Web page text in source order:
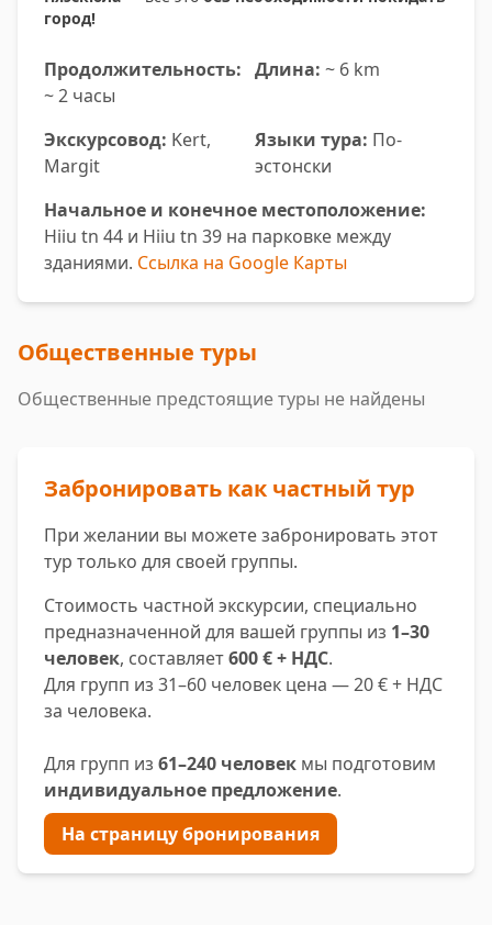
город!
Продолжительность:
~ 2 часы
Длина: ~ 6 km
Экскурсовод: Kert,
Margit
Языки тура: По-
эстонски
Начальное и конечное местоположение:
Hiiu tn 44 и Hiiu tn 39 на парковке между
зданиями. Ссылка на Google Карты
Общественные туры
Общественные предстоящие туры не найдены
Забронировать как частный тур
При желании вы можете забронировать этот
тур только для своей группы.
Стоимость частной экскурсии, специально
предназначенной для вашей группы из 1–30
человек, составляет600 € + НДС.
Для групп из 31–60 человек цена — 20 € + НДС
за человека.
Для групп из 61–240 человек мы подготовим
индивидуальное предложение.
На страницу бронирования